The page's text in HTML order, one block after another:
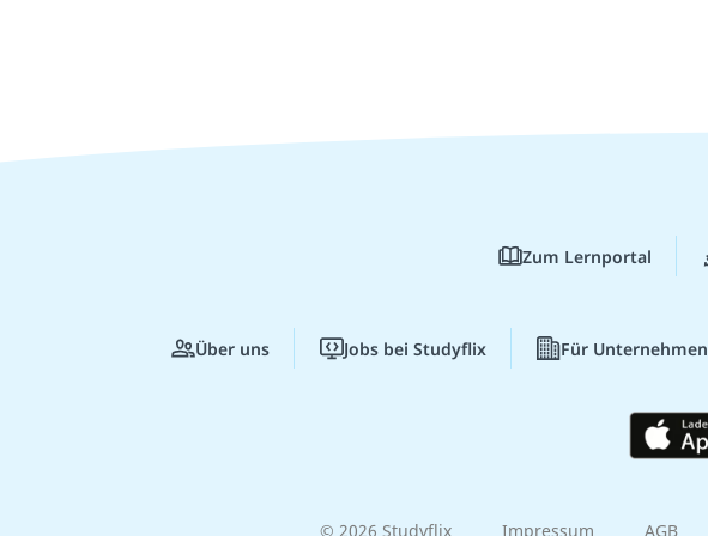
Zum Lernportal
Über uns Jobs bei Studyflix Für Unternehmen
© 2026 Studyflix Impressum AGB